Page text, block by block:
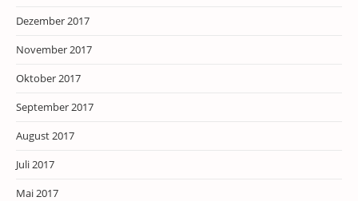
Dezember 2017
November 2017
Oktober 2017
September 2017
August 2017
Juli 2017
Mai 2017